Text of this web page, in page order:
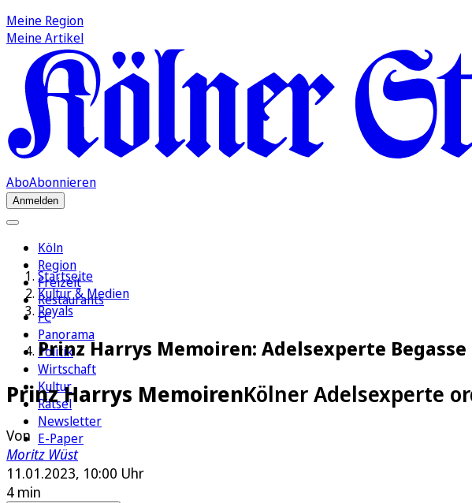
Meine Region
Meine Artikel
AboAbonnieren
Anmelden
Köln
Region
Freizeit
Restaurants
FC
Panorama
Politik
Wirtschaft
Kultur
Rätsel
Newsletter
E-Paper
Startseite
Kultur & Medien
Royals
Prinz Harrys Memoiren: Adelsexperte
Prinz Harrys MemoirenKölner Adelsexperte
Von
Moritz Wüst
11.01.2023, 10:00 Uhr
4 min